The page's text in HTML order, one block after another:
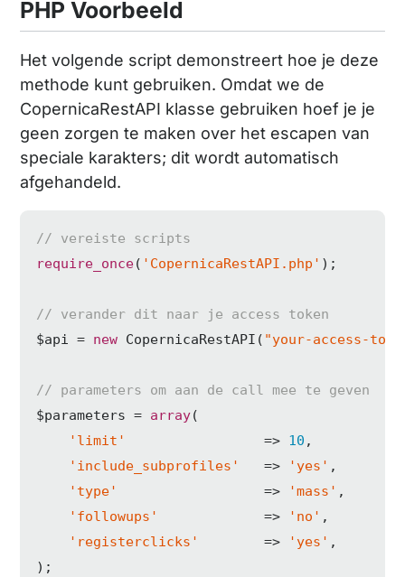
PHP Voorbeeld
Het volgende script demonstreert hoe je deze
methode kunt gebruiken. Omdat we de
CopernicaRestAPI klasse gebruiken hoef je je
geen zorgen te maken over het escapen van
speciale karakters; dit wordt automatisch
afgehandeld.
// vereiste scripts
require_once( 'CopernicaRestAPI.php' );
// verander dit naar je access token
$api = new CopernicaRestAPI( "your-access-
// parameters om aan de call mee te geven
$parameters = array(
'limit'
                 =>
10 ,
'include_subprofiles'
   =>
'yes' ,
'type'
                  =>
'mass' ,
'followups'
             =>
'no' ,
'registerclicks'
        =>
'yes' ,
);